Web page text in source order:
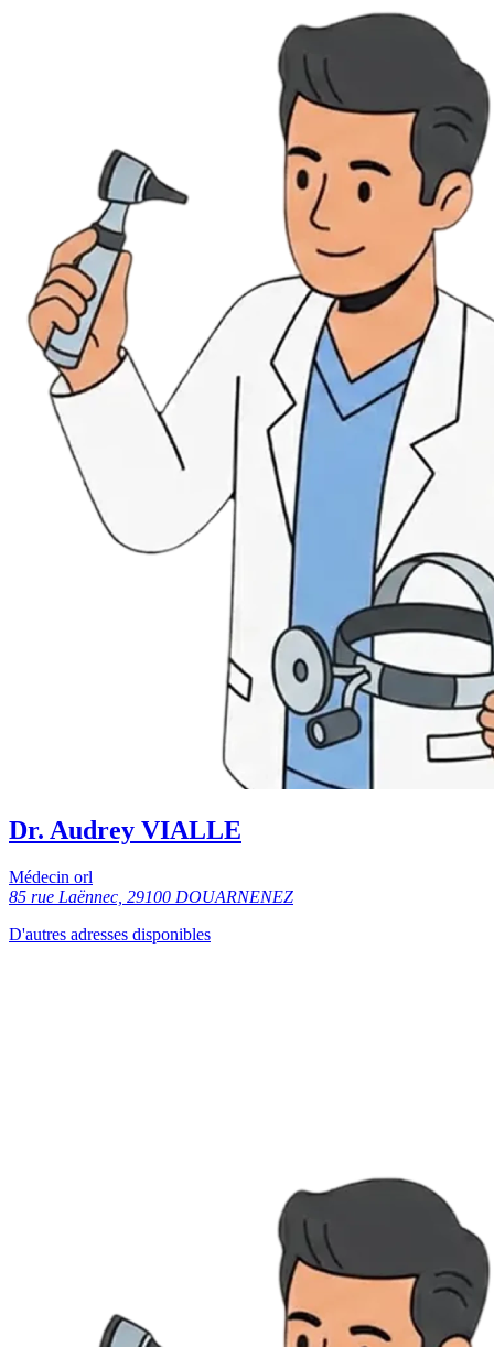
Dr. Audrey VIALLE
Médecin orl
85 rue Laënnec, 29100 DOUARNENEZ
D'autres adresses disponibles